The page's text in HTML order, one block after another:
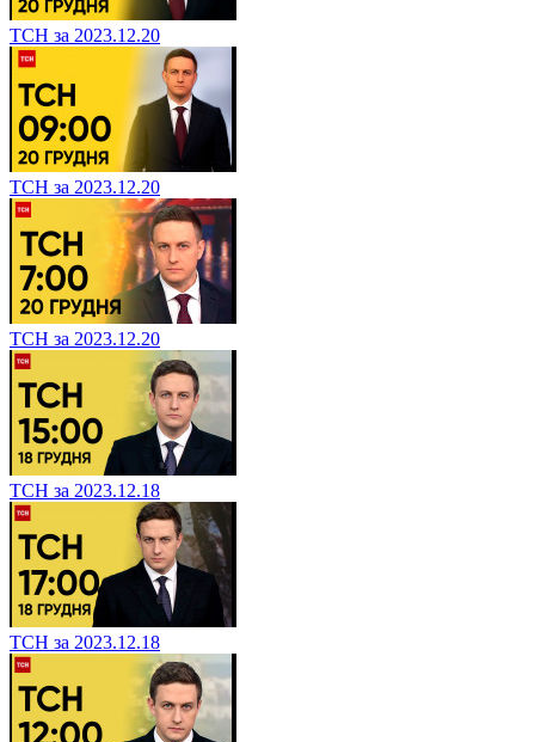
ТСН за 2023.12.20
ТСН за 2023.12.20
ТСН за 2023.12.20
ТСН за 2023.12.18
ТСН за 2023.12.18